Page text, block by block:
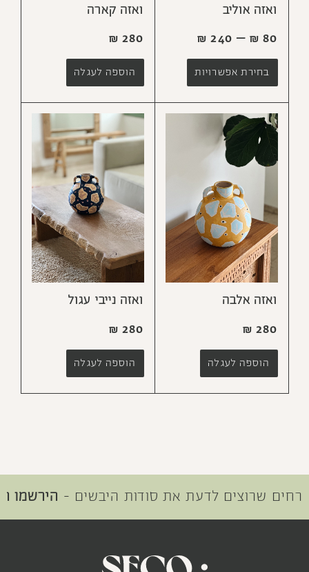
ואזה אוליב
₪ 80
–
₪ 240
בחירת אפשרויות
ואזה קארה
₪ 280
הוספה לעגלה
ואזה אלבה
₪ 280
הוספה לעגלה
ואזה נייבי עגול
₪ 280
הוספה לעגלה
שרוצים לדעת את סודות היבשים - הירשמו